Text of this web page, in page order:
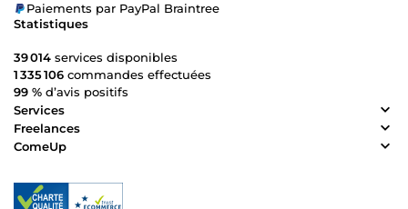
Paiements par PayPal Braintree
Statistiques
39 014 services disponibles
1 335 106 commandes effectuées
99 % d’avis positifs
Services
Freelances
ComeUp